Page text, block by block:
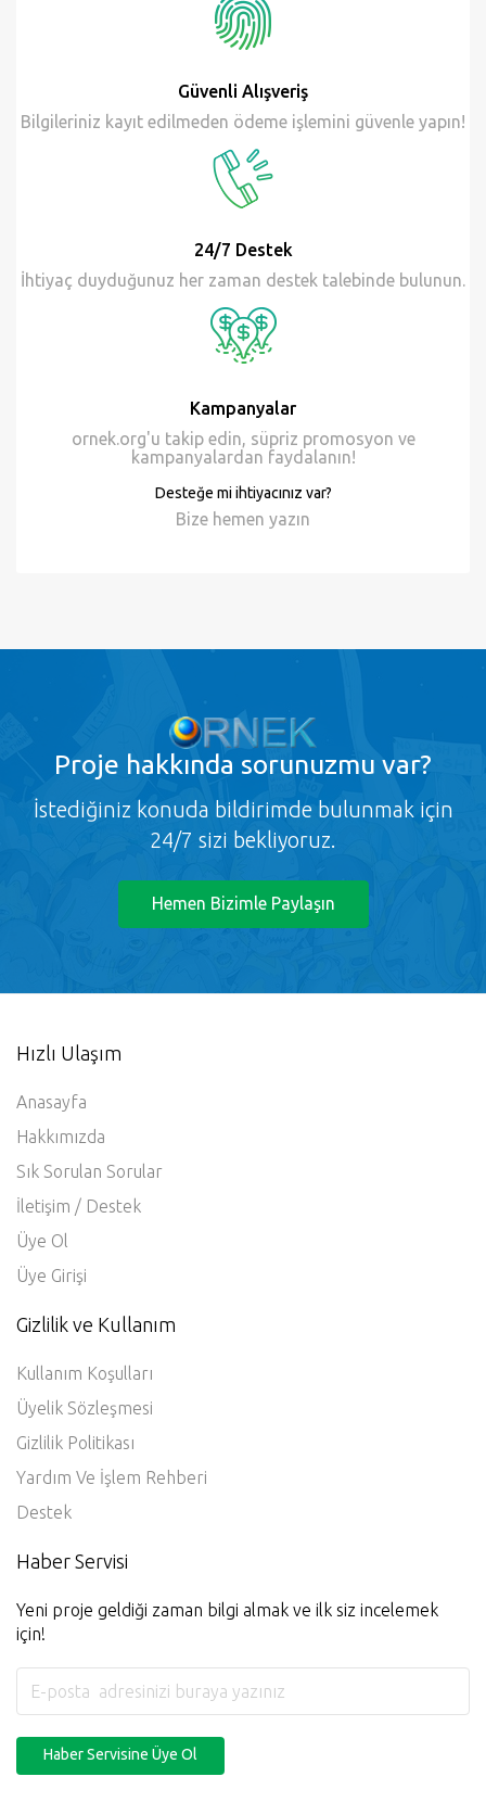
Güvenli Alışveriş
Bilgileriniz kayıt edilmeden ödeme işlemini güvenle yapın!
24/7 Destek
İhtiyaç duyduğunuz her zaman destek talebinde bulunun.
Kampanyalar
ornek.org'u takip edin, süpriz promosyon ve
kampanyalardan faydalanın!
Desteğe mi ihtiyacınız var?
Bize hemen yazın
Proje hakkında sorunuzmu var?
İstediğiniz konuda bildirimde bulunmak için
24/7 sizi bekliyoruz.
Hemen Bizimle Paylaşın
Hızlı Ulaşım
Anasayfa
Hakkımızda
Sık Sorulan Sorular
İletişim / Destek
Üye Ol
Üye Girişi
Gizlilik ve Kullanım
Kullanım Koşulları
Üyelik Sözleşmesi
Gizlilik Politikası
Yardım Ve İşlem Rehberi
Destek
Haber Servisi
Yeni proje geldiği zaman bilgi almak ve ilk siz incelemek
için!
Haber Servisine Üye Ol